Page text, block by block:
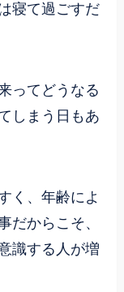
寝て過ごすだ
ってどうなる
しまう日もあ
く、年齢によ
だからこそ、
識する人が増